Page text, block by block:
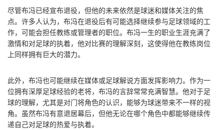
尽管布冯已经宣布退役，但他的未来依然是球迷和媒体关注的焦
点。许多人认为，布冯在退役后有可能选择继续参与足球领域的工
作，可能会担任教练或管理者的职位。布冯一生的职业生涯充满了
激情和对足球的执着，他对比赛的理解深刻，这使得他在教练岗位
上同样拥有巨大的潜力。
此外，布冯也可能继续在媒体或足球解说方面发挥影响力。作为一
位拥有深厚足球经验的老将，布冯的言辞常常充满智慧。他对于足
球的理解，尤其是对门将角色的认识，能够为球迷带来不一样的视
角。虽然布冯有意退居幕后，但他无论在哪个角色中都能够继续传
递自己对足球的热爱与执着。